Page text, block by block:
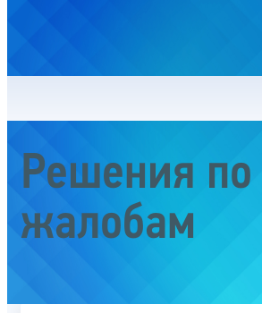
Решения по
жалобам